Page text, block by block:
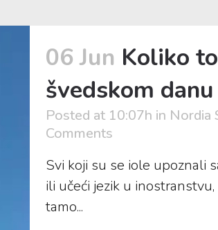
06 Jun Koliko
švedskom
Posted at 10:07h in Nordia
Comments
Svi koji su se iole upoznali
ili učeći jezik u
tamo...